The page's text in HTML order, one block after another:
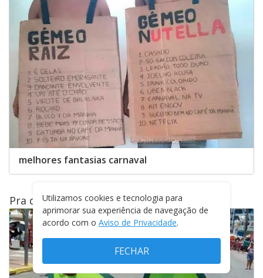
melhores fantasias carnaval
Pra quem não entrou em forma
Utilizamos cookies e tecnologia para
aprimorar sua experiência de navegação de
acordo com o Aviso de Privacidade.
FECHAR